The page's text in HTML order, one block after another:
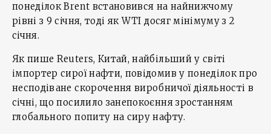
понеділок Brent встановився на найнижчому
рівні з 9 січня, тоді як WTI досяг мінімуму з 2
січня.
Як пише Reuters, Китай, найбільший у світі
імпортер сирої нафти, повідомив у понеділок про
несподіване скорочення виробничої діяльності в
січні, що посилило занепокоєння зростанням
глобального попиту на сиру нафту.